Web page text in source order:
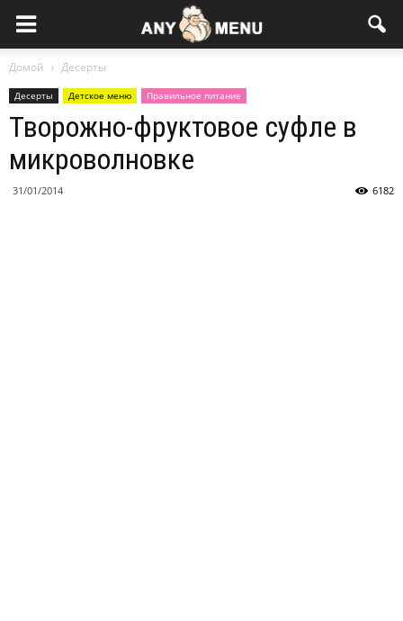
Домой Десерты
Десерты Детское меню Правильное питание
Творожно-фруктовое суфле в
микроволновке
31/01/2014 6182